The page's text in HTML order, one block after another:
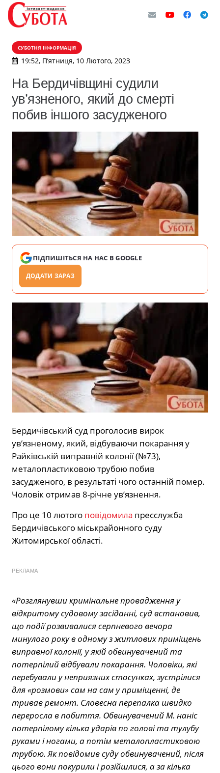
СУБОТНЯ ІНФОРМАЦІЯ
19:52, П’ятниця, 10 Лютого, 2023
На Бердичівщині судили
ув’язненого, який до смерті
побив іншого засудженого
ПІДПИШІТЬСЯ НА НАС В GOOGLE
ДОДАТИ ЗАРАЗ
Бердичівський суд проголосив вирок
ув’язненому, який, відбуваючи покарання у
Райківській виправній колонії (№73),
металопластиковою трубою побив
засудженого, в результаті чого останній помер.
Чоловік отримав 8-річне ув’язнення.
Про це 10 лютого повідомила пресслужба
Бердичівського міськрайонного суду
Житомирської області.
РЕКЛАМА
«Розглянувши кримінальне провадження у
відкритому судовому засіданні, суд встановив,
що події розвивалися серпневого вечора
минулого року в одному з житлових приміщень
виправної колонії, у якій обвинувачений та
потерпілий відбували покарання. Чоловіки, які
перебували у неприязних стосунках, зустрілися
для «розмови» сам на сам у приміщенні, де
тривав ремонт. Словесна перепалка швидко
переросла в побиття. Обвинувачений М. наніс
потерпілому кілька ударів по голові та тулубу
руками і ногами, а потім металопластиковою
трубою. Як повідомив суду обвинувачений, після
цього вони покурили і розійшлися, а за кілька